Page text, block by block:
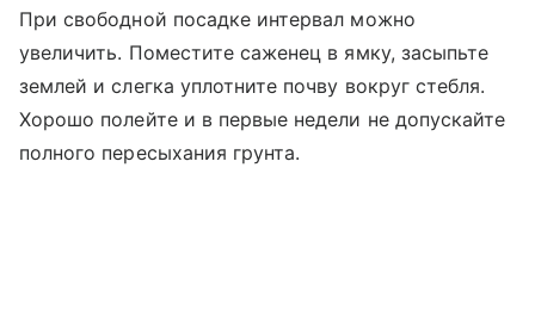
При свободной посадке интервал можно
увеличить. Поместите саженец в ямку, засыпьте
землей и слегка уплотните почву вокруг стебля.
Хорошо полейте и в первые недели не допускайте
полного пересыхания грунта.